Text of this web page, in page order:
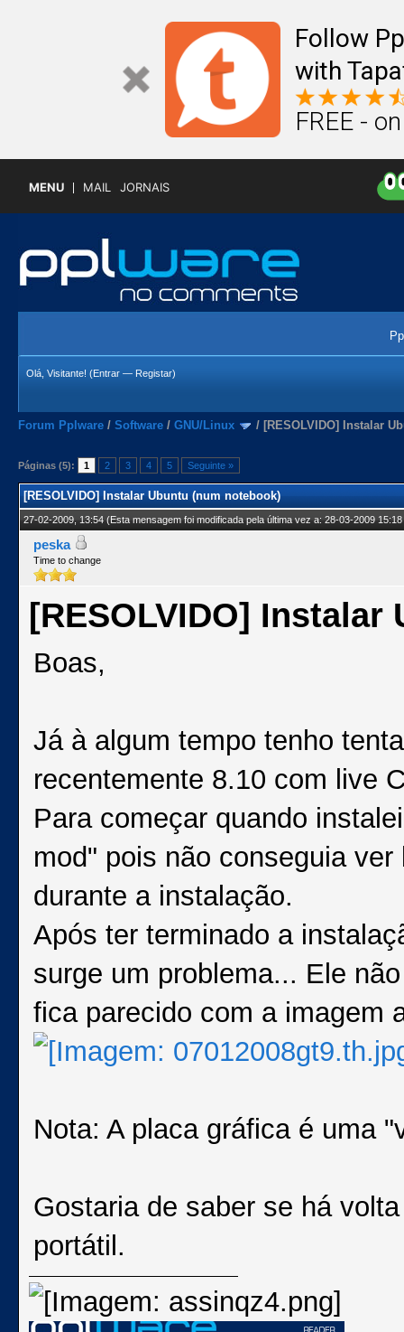
Follow
with
FREE -
MENU MAIL JORNAIS
Olá, Visitante! (Entrar — Registar)
Forum Pplware / Software / GNU/Linux / [RESOLVIDO] Instalar
Páginas (5): 1 2 3 4 5 Seguinte »
[RESOLVIDO] Instalar Ubuntu (num notebook)
27-02-2009, 13:54(Esta mensagem foi modificada pela última vez a: 28-03-2009
peska
Time to change
[RESOLVIDO]
Boas,
Já à algum tempo tenho
recentemente 8.10 com live
Para começar quando
mod" pois não conseguia
durante a instalação.
Após ter terminado a
surge um problema... Ele
fica parecido com a imagem
Nota: A placa gráfica é uma
Gostaria de saber se há
portátil.